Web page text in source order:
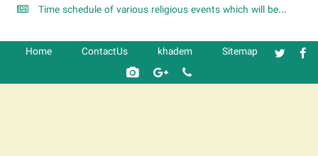
Time schedule of various religious events which will be...
Home ContactUs khadem Sitemap